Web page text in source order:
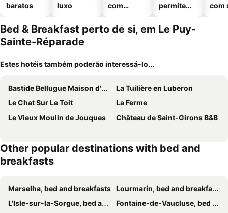
baratos
luxo
com
permitem
com
Bed & Breakfast perto de si, em Le Puy-
Sainte-Réparade
Estes hotéis também poderão interessá-lo...
Bastide Bellugue Maison d'hôtes réseau Bienvenue à La Ferme à 3 minutes de Lourmarin
La Tuilière en Luberon
Le Chat Sur Le Toit
La Ferme
Le Vieux Moulin de Jouques
Château de Saint-Girons B&B
Other popular destinations with bed and
breakfasts
Marselha, bed and breakfasts Lourmarin, bed and breakfasts
L'Isle-sur-la-Sorgue, bed and breakfasts
Fontaine-de-Vaucluse, bed and breakfasts